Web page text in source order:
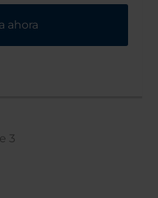
para ofrecer.
ahora
3